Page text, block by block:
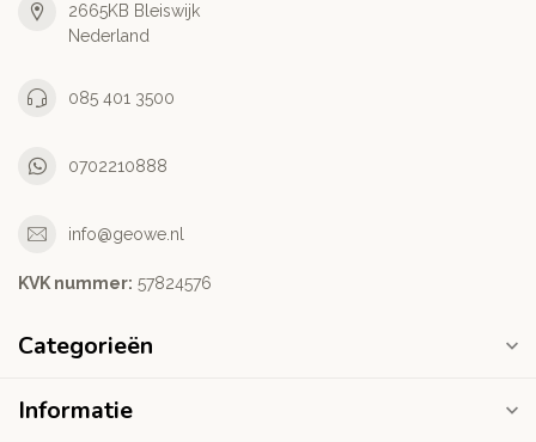
2665KB Bleiswijk
Nederland
085 401 3500
0702210888
info@geowe.nl
KVK nummer: ‭57824576‬
Categorieën
Informatie